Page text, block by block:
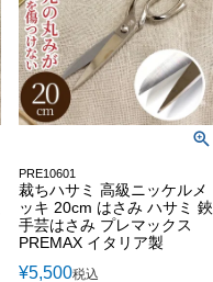
PRE10601
裁ちハサミ 高級ニッケルメ
ッキ 20cm はさみ ハサミ 鋏
手芸はさみ プレマックス
PREMAX イタリア製
¥5,500税込